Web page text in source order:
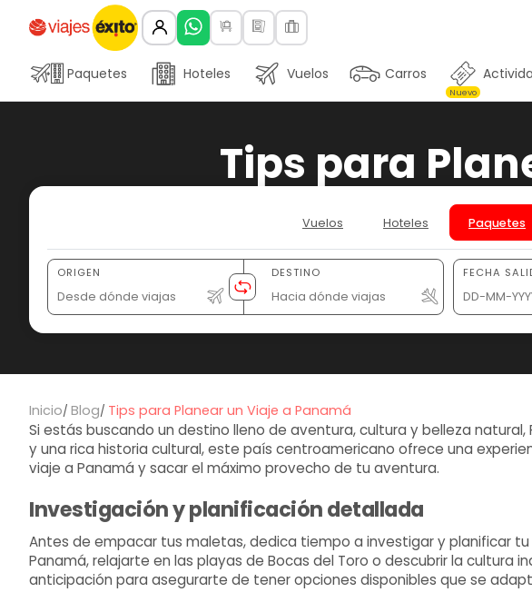
Paquetes Hoteles Vuelos Carros
Nuevo
Tips para
Vuelos Hoteles Paquetes
ORIGEN DESTINO FECHA
Inicio Blog Tips para Planear un Viaje a Panamá
Si estás buscando un destino lleno de aventura, cultura y belleza
y una rica historia cultural, este país centroamericano ofrece una
viaje a Panamá y sacar el máximo provecho de tu aventura.
Investigación y planificación detallada
Antes de empacar tus maletas, dedica tiempo a investigar y planificar
Panamá, relajarte en las playas de Bocas del Toro o descubrir la cultura
anticipación para asegurarte de tener opciones disponibles que se